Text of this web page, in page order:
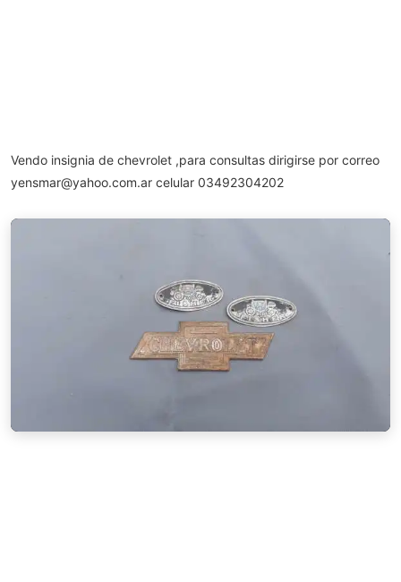
Vendo insignia de chevrolet ,para consultas dirigirse por correo
yensmar@yahoo.com.ar celular 03492304202